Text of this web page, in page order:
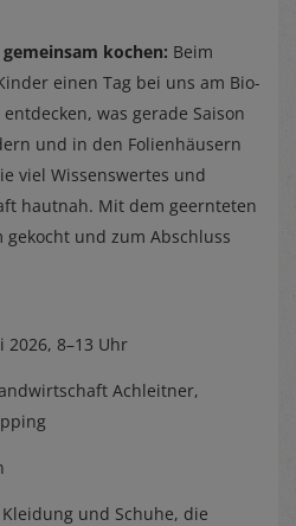
kochen: Beim
einen Tag bei uns am Bio-
was gerade Saison
und in den Folienhäusern
viel Wissenswertes und
hautnah. Mit dem geernteten
gekocht und zum Abschluss
2026, 8–13 Uhr
Achleitner,
und Schuhe, die